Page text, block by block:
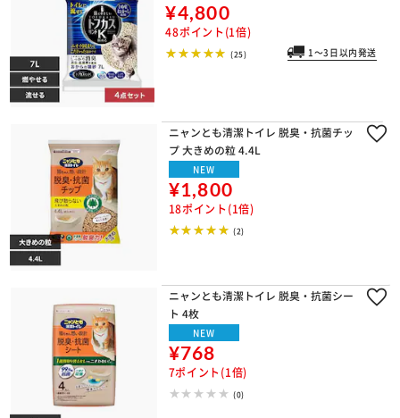
¥4,800
48ポイント(1倍)
(25) 1～3日以内発送
ニャンとも清潔トイレ 脱臭・抗菌チッ
プ 大きめの粒 4.4L
NEW
¥1,800
18ポイント(1倍)
(2)
ニャンとも清潔トイレ 脱臭・抗菌シー
ト 4枚
NEW
¥768
7ポイント(1倍)
(0)